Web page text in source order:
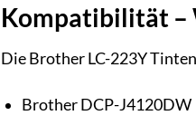
Kompatibilität –
Die Brother LC-223Y
Brother DCP-J4120DW